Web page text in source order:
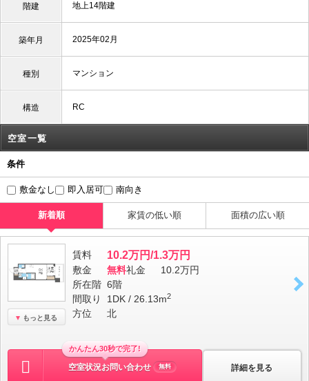
階建 地上14階建
築年月 2025年02月
種別 マンション
構造 RC
空室一覧
条件
敷金なし 即入居可 南向き
新着順 家賃の低い順 面積の広い順
もっと見る
賃料 10.2万円/1.3万円
敷金 無料礼金
10.2万円
所在階 6階
間取り
1DK / 26.13m2
方位 北
詳細を見る
かんたん30秒で完了!
空室状況お問い合わせ 無料